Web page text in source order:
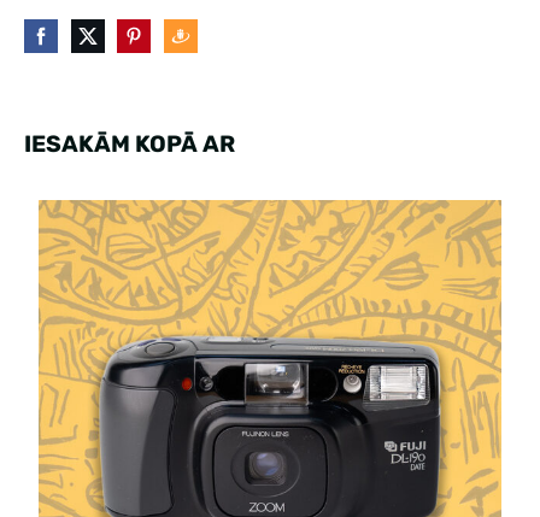
IESAKĀM KOPĀ AR